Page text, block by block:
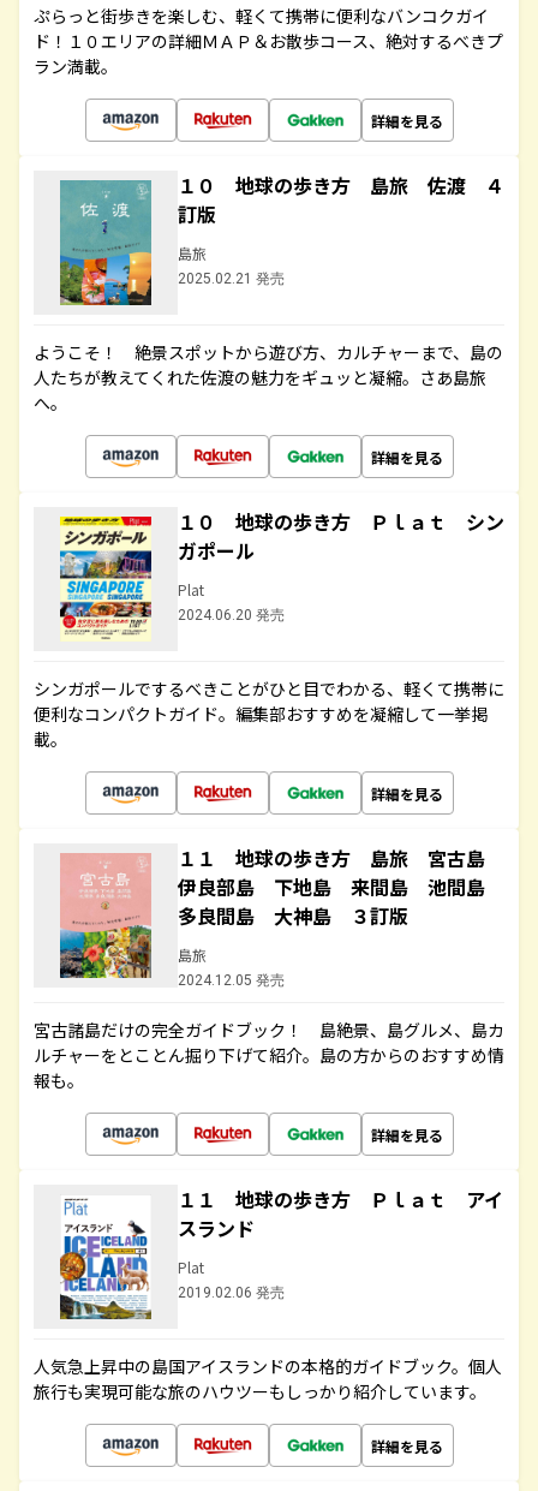
ぷらっと街歩きを楽しむ、軽くて携帯に便利なバンコクガイ
ド！１０エリアの詳細ＭＡＰ＆お散歩コース、絶対するべきプ
ラン満載。
詳細を見る
１０ 地球の歩き方 島旅 佐渡 ４
訂版
島旅
2025.02.21 発売
ようこそ！ 絶景スポットから遊び方、カルチャーまで、島の
人たちが教えてくれた佐渡の魅力をギュッと凝縮。さあ島旅
へ。
詳細を見る
１０ 地球の歩き方 Ｐｌａｔ シン
ガポール
Plat
2024.06.20 発売
シンガポールでするべきことがひと目でわかる、軽くて携帯に
便利なコンパクトガイド。編集部おすすめを凝縮して一挙掲
載。
詳細を見る
１１ 地球の歩き方 島旅 宮古島
伊良部島 下地島 来間島 池間島
多良間島 大神島 ３訂版
島旅
2024.12.05 発売
宮古諸島だけの完全ガイドブック！ 島絶景、島グルメ、島カ
ルチャーをとことん掘り下げて紹介。島の方からのおすすめ情
報も。
詳細を見る
１１ 地球の歩き方 Ｐｌａｔ アイ
スランド
Plat
2019.02.06 発売
人気急上昇中の島国アイスランドの本格的ガイドブック。個人
旅行も実現可能な旅のハウツーもしっかり紹介しています。
詳細を見る